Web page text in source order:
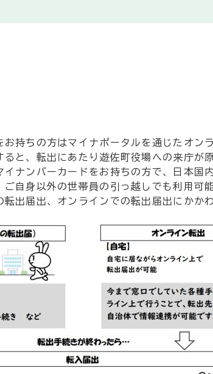
お持ちの方はマイナポータルを通じたオン
ると、転出にあたり遊佐町役場への来庁が
イナンバーカードをお持ちの方で、日本国
自身以外の世帯員の引っ越しでも利用可能
出届出、オンラインでの転出届出にかかわ